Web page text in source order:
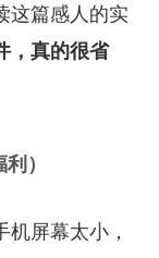
这篇感人的实
，真的很省
）
屏幕太小，